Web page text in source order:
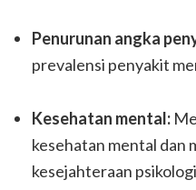
Penurunan angka
prevalensi penyakit
Kesehatan mental:
kesehatan mental dan
kesejahteraan